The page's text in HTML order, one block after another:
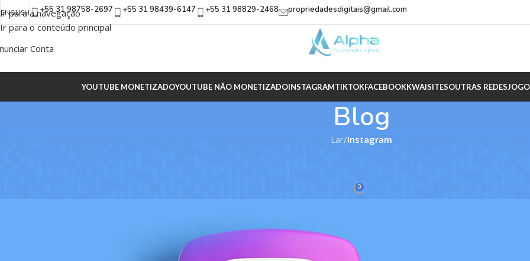
Ir para a navegação
Ir para o conteúdo principal
ENGLISH +55 31 98758-2697 +55 31 98439-6147 +55 31 98829-2468 propriedadesdigitais@gmail.com
Conta
YOUTUBE MONETIZADOYOUTUBE NÃO MONETIZADOINSTAGRAMTIKTOKFACEBOOKKWAISITESOUTRAS REDES
Blog
Lar/Instagram
0